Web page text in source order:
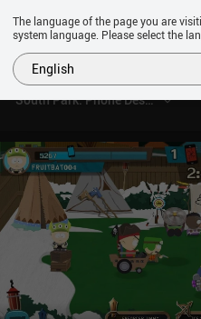
South Park: Phone Destroyer™
The language of the page you are
system language. Please select the
English